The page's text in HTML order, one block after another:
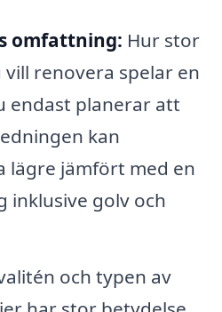
omfattning: Hur stor
renovera spelar en
endast planerar att
kan
lägre jämfört med en
inklusive golv och
och typen av